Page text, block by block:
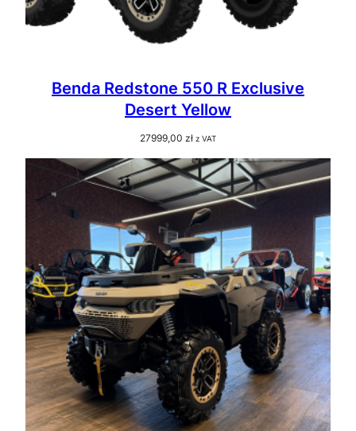
Benda Redstone 550 R Exclusive
Desert Yellow
27999,00 zł z VAT